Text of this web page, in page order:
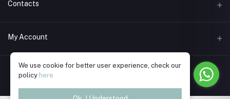
Support Policy
Privacy Policy
Contacts
Address
Phone
01730589982
My Account
Login
Order History
We use cookie for better user experience, check our
policy here